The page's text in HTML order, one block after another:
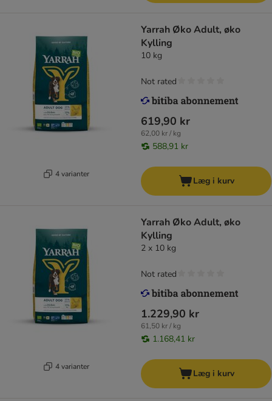
4 varianter
Yarrah Øko Adult, øko
Kylling
10 kg
619,90 kr
62,00 kr / kg
588,91 kr
Not rated
Læg i kurv
4 varianter
Yarrah Øko Adult, øko
Kylling
2 x 10 kg
1.229,90 kr
61,50 kr / kg
1.168,41 kr
Not rated
Læg i kurv